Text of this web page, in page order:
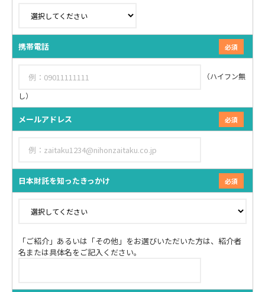
携帯電話
（ハイフン無
し）
メールアドレス
日本財託を知ったきっかけ
「ご紹介」あるいは「その他」をお選びいただいた方は、紹介者
名または具体名をご記入ください。